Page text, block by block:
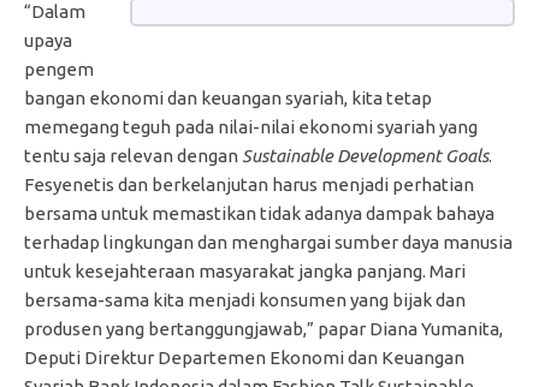
“Dalam
upaya
pengem
bangan ekonomi dan keuangan syariah, kita tetap
memegang teguh pada nilai-nilai ekonomi syariah yang
tentu saja relevan denganSustainable Development Goals.
Fesyenetis dan berkelanjutan harus menjadi perhatian
bersama untuk memastikan tidak adanya dampak bahaya
terhadap lingkungan dan menghargai sumber daya manusia
untuk kesejahteraan masyarakat jangka panjang. Mari
bersama-sama kita menjadi konsumen yang bijak dan
produsen yang bertanggungjawab,” papar Diana Yumanita,
Deputi Direktur Departemen Ekonomi dan Keuangan